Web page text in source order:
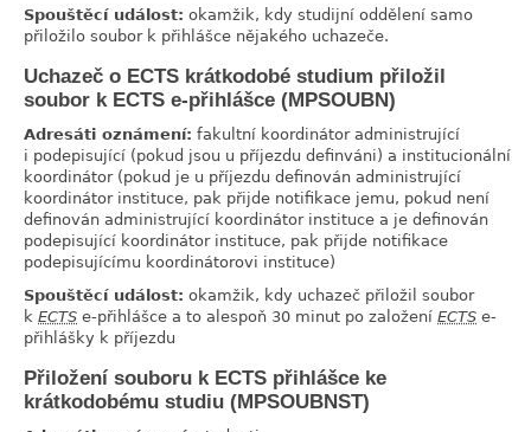
Spouštěcí událost: okamžik, kdy studijní oddělení samo
přiložilo soubor k přihlášce nějakého uchazeče.
Uchazeč o ECTS krátkodobé studium přiložil
soubor k ECTS e-přihlášce (MPSOUBN)
Adresáti oznámení: fakultní koordinátor administrující
i podepisující (pokud jsou u příjezdu definváni) a institucionální
koordinátor (pokud je u příjezdu definován administrující
koordinátor instituce, pak přijde notifikace jemu, pokud není
definován administrující koordinátor instituce a je definován
podepisující koordinátor instituce, pak přijde notifikace
podepisujícímu koordinátorovi instituce)
Spouštěcí událost: okamžik, kdy uchazeč přiložil soubor
k ECTS e-přihlášce a to alespoň 30 minut po založení ECTS e-
přihlášky k příjezdu
Přiložení souboru k ECTS přihlášce ke
krátkodobému studiu (MPSOUBNST)